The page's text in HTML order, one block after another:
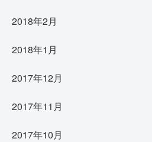
2018年2月
2018年1月
2017年12月
2017年11月
2017年10月